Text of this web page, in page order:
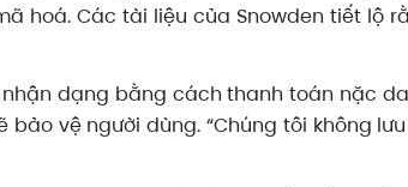
Các tài liệu của Snowden tiết lộ
dạng bằng cách thanh toán nặc
vệ người dùng. “Chúng tôi không lưu